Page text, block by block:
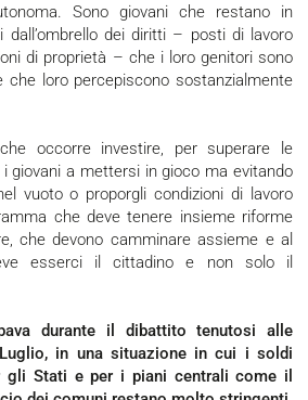
Sono giovani che restano in
dei diritti – posti di lavoro
di proprietà – che i loro genitori sono
che loro percepiscono sostanzialmente
giovani a mettersi in gioco ma evitando
vuoto o proporgli condizioni di lavoro
che deve tenere insieme riforme
che devono camminare assieme e al
esserci il cittadino e non solo il
in una situazione in cui i soldi
gli Stati e per i piani centrali come il